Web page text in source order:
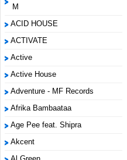
M
ACID HOUSE
ACTIVATE
Active
Active House
Adventure - MF Records
Afrika Bambaataa
Age Pee feat. Shipra
Akcent